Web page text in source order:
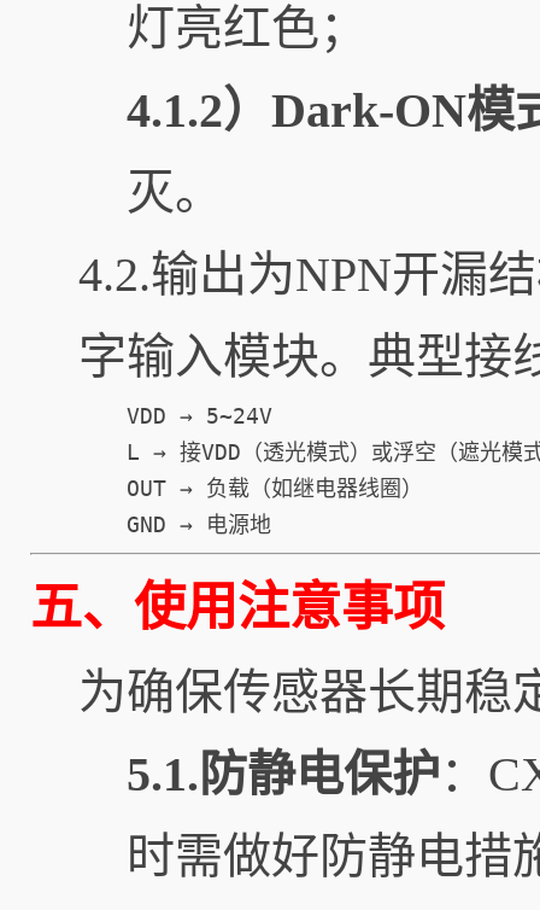
灯亮红色；
4.1.2）Dark-ON模
灭。
4.2.输出为NPN开漏
字输入模块。典型接
VDD → 5~24V
L → 接VDD（透光模式）或浮空（遮光
OUT → 负载（如继电器线圈）
GND → 电源地
五、使用注意事项
为确保传感器长期稳
5.1.防静电保护：
时需做好防静电措